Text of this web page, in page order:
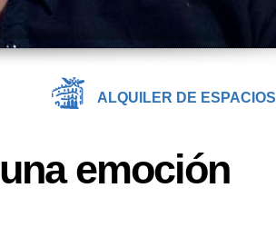
ALQUILER DE ESPACIOS
emoción